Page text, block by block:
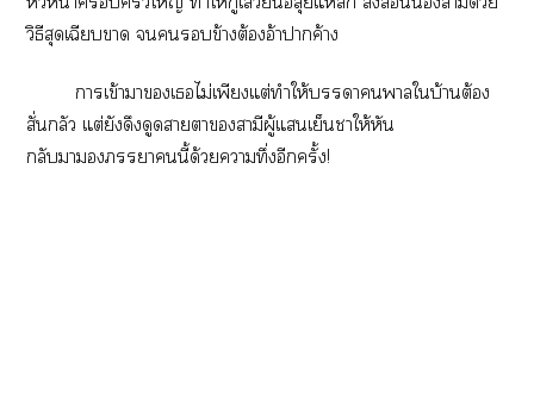
วิธีสุดเฉียบา ข้างต้องอ้าาค้าง
าเข้าาเไม่เพียงแต่ทำให้าาใบ้านต้อง
สั่นกลัว แต่ยังดึงดูดาาสามีผู้แเย็นาให้หัน
กลับาานี้ด้วยาทึ่งอีกครั้ง!